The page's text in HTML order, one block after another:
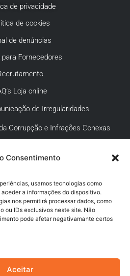
Consentimento
usamos tecnologias como
a informações do dispositivo.
nos permitirá processar dados, como
ou IDs exclusivos neste site. Não
pode afetar negativamante certos
Aceitar
de privacidade
de cookies
de denúncias
para Fornecedores
Loja online
de Irregularidades
Corrupção e Infrações Conexas
AO CLIENTE
de pagamento
segura
promocionais